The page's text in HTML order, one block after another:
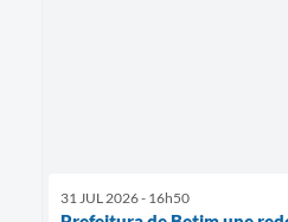
31 JUL 2026 - 16h50